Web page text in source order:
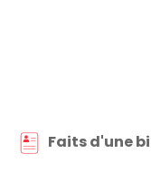
Faits d'une